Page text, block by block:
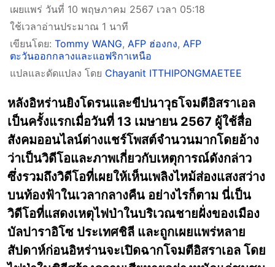
เผยแพร่ วันที่ 10 พฤษภาคม 2567 เวลา 05:18
ใช้เวลาอ่านประมาณ 1 นาที
เขียนโดย: Tommy WANG, AFP ฮ่องกง, AFP
ตะวันออกกลางและแอฟริกาเหนือ
แปลและดัดแปลง โดย Chayanit ITTHIPONGMAETEE
หลังอิหร่านยิงโดรนและขีปนาวุธโจมตีอิสราเอล
เป็นครั้งแรกเมื่อวันที่ 13 เมษายน 2567 ผู้ใช้สื่อ
สังคมออนไลน์ต่างแชร์โพสต์จำนวนมากโดยอ้าง
ว่าเป็นวิดีโอและภาพเกี่ยวกับเหตุการณ์ดังกล่าว
ซึ่งรวมถึงวิดีโอที่เผยให้เห็นเพลิงไหม้ส่องแสงสว่าง
บนท้องฟ้าในเวลากลางคืน อย่างไรก็ตาม นี่เป็น
วิดีโอที่แสดงเหตุไฟป่าในบริเวณชายฝั่งของเมือง
บัลปาราอิโซ ประเทศชิลี และถูกเผยแพร่หลาย
สัปดาห์ก่อนอิหร่านจะเปิดฉากโจมตีอิสราเอล โดย